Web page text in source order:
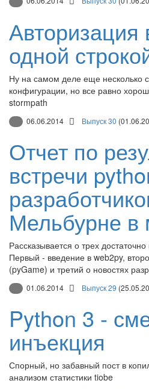
Авторизация
одной
Ну на самом деле еще несколько
конфигурации, но все равно
stormpath
06.06.2014 Выпуск 30
Отчет по
встречи
Мельбурне в
Рассказывается о трех
Первый - введение в web2py,
(pyGame) и третий о новостях
01.06.2014 Выпуск 29
Python 3 -
инъекция
Спорный, но забавный пост в
анализом статистики tiobe